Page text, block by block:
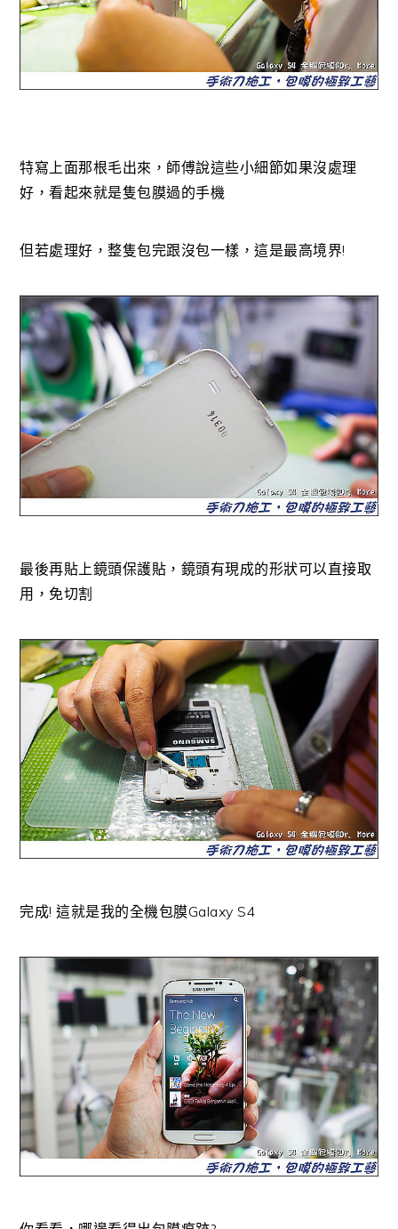
特寫上面那根毛出來，師傅說這些小細節如果沒處理
好，看起來就是隻包膜過的手機
但若處理好，整隻包完跟沒包一樣，這是最高境界!
最後再貼上鏡頭保護貼，鏡頭有現成的形狀可以直接取
用，免切割
完成! 這就是我的全機包膜Galaxy S4